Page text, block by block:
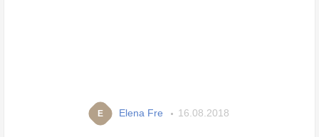
E Elena Fre 16.08.2018